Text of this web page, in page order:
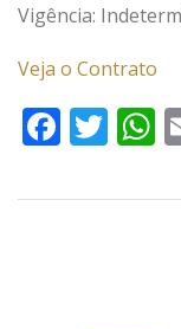
Vigência:
Veja o Contrato